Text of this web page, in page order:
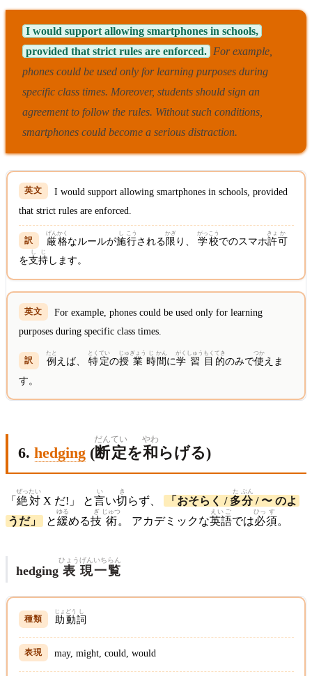
I would support allowing smartphones in schools,
provided that strict rules are enforced. For example,
phones could be used only for learning purposes during
specific class times. Moreover, students should sign an
agreement to follow the rules. Without such conditions,
smartphones could become a serious distraction.
I would support allowing smartphones in schools, provided
that strict rules are enforced.
厳
げん
格
かく
なルールが施行
こう
される 限
かぎ
り、学
がっ
校
こう
でのスマホ許
きょ
可
か
を支
し
持
じ
します。
For example, phones could be used only for learning
purposes during specific class times.
例
たと
えば、特
とく
定
てい
の授
じゅ
業
ぎょう
時
じ
間
かん
に学
がく
習
しゅう
目
もく
的
てき
のみで使
つか
えま
す。
6. hedging (断
だん
定
てい
を和
やわ
らげる)
「 絶
ぜっ
対
たい
X だ!」 と言
い
い切
き
らず、 「おそらく / 多
た
分
ぶん
/ 〜 のよ
うだ」
と緩
ゆる
める技
ぎ
術
じゅつ
。 アカデミックな英語
えいご
では必
ひっ
須
す
。
hedging 表
ひょう
現
げん
一
いち
覧
らん
助
じょ
動
どう
詞
し
may, might, could, would